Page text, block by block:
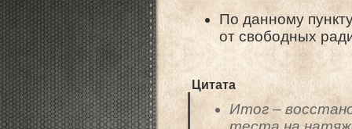
По данному
от свободных
Цитата
Итог –